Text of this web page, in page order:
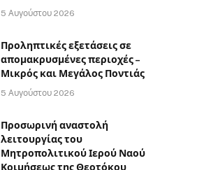
5 Αυγούστου 2026
Προληπτικές εξετάσεις σε
απομακρυσμένες περιοχές –
Μικρός και Μεγάλος Ποντιάς
5 Αυγούστου 2026
Προσωρινή αναστολή
λειτουργίας του
Μητροπολιτικού Ιερού Ναού
Κοιμήσεως της Θεοτόκου